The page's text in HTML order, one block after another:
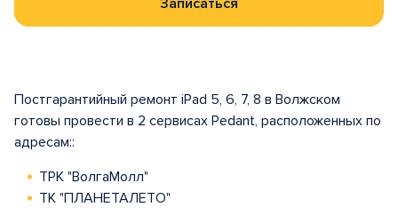
Записаться
Постгарантийный ремонт iPad 5, 6, 7, 8 в Волжском
готовы провести в 2 сервисах Pedant, расположенных по
адресам::
ТРК "ВолгаМолл"
ТК "ПЛАНЕТАЛЕТО"